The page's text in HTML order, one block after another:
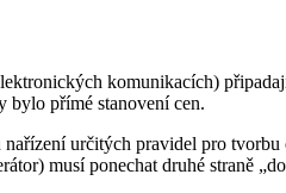
komunikacích)
bylo přímé stanovení cen.
určitých pravidel pro
musí ponechat druhé straně